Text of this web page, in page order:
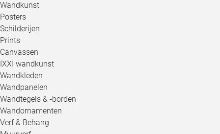
Wandkunst
Posters
Schilderijen
Prints
Canvassen
IXXI wandkunst
Wandkleden
Wandpanelen
Wandtegels & -borden
Wandornamenten
Verf & Behang